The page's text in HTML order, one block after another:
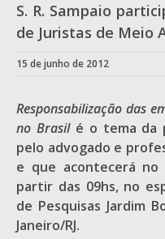
S. R. Sampaio
de Juristas de Meio
15 de junho de 2012
Responsabilização das
no Brasil é o tema da
pelo advogado e
e que acontecerá
partir das 09hs, no
de Pesquisas Jardim
Janeiro/RJ.